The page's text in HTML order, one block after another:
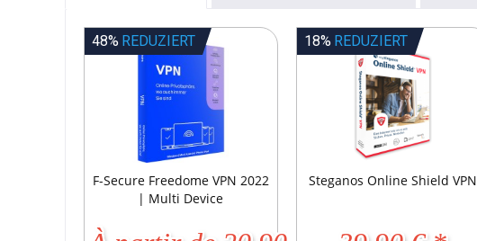
48% REDUZIERT
F-Secure Freedome VPN 2022
| Multi Device
18% REDUZIERT
Steganos Online Shield VPN